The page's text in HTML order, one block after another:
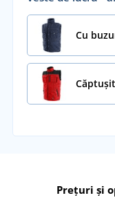
Cu
Prețuri și